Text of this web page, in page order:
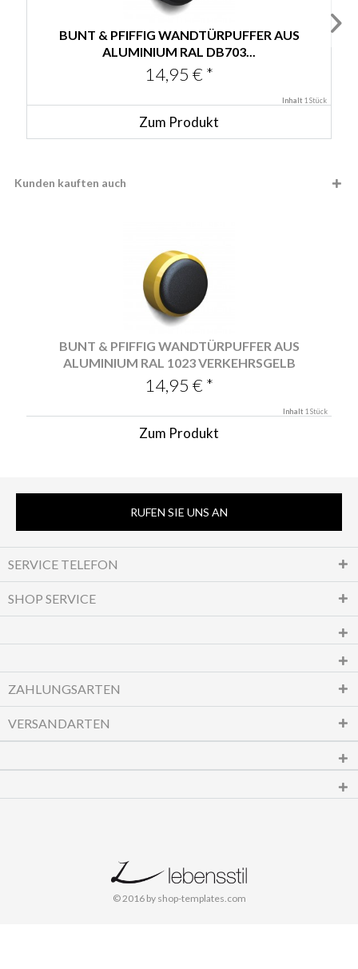
BUNT & PFIFFIG WANDTÜRPUFFER AUS
ALUMINIUM RAL DB703...
14,95 € *
Inhalt 1 Stück
Zum Produkt
Kunden kauften auch
BUNT & PFIFFIG WANDTÜRPUFFER AUS
ALUMINIUM RAL 1023 VERKEHRSGELB
14,95 € *
Inhalt 1 Stück
Zum Produkt
RUFEN SIE UNS AN
SERVICE TELEFON
SHOP SERVICE
ZAHLUNGSARTEN
VERSANDARTEN
© 2016 by shop-templates.com